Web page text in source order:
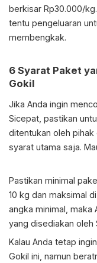
berkisar Rp30.000/
tentu pengeluaran
membengkak.
6 Syarat Paket
Gokil
Jika Anda ingin
Sicepat, pastikan
ditentukan oleh pihak
syarat utama saja.
Pastikan minimal
10 kg dan maksimal
angka minimal, maka
yang disediakan oleh
Kalau Anda tetap
Gokil ini, namun